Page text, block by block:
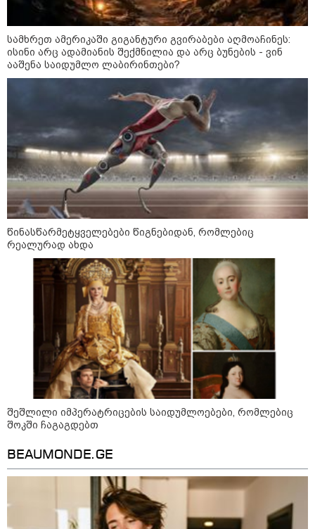
მოზაიკა
არშემდგარი ქორწინება 15 წლით უფროს
ქართველთან - ალინა კაბაევას
საიდუმლო ცხოვრება: როგორ
გამოიყურებოდა ის პლასტიკურ
ოპერაციებამდე
14:20 / 08-08-2026
ცხოვრობს ახალგაზრდა ქალი,
რომელიც ქალაქიდან სოფლად
გადავიდა და ფერმერი გახდა
09:36 / 08-08-2026
სამხრეთ ამერიკაში გიგანტური გვირაბები აღმოაჩინეს:
ისინი არც ადამიანის შექმნილია და არც ბუნების - ვინ
ააშენა საიდუმლო ლაბირინთები?
წინასწარმეტყველებები წიგნებიდან, რომლებიც
რეალურად ახდა
შეშლილი იმპერატრიცების საიდუმლოებები, რომლებიც
შოკში ჩაგაგდებთ
BEAUMONDE.GE